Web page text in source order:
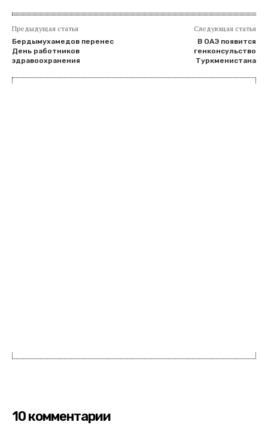
Предыдущая статья
Бердымухамедов перенес
День работников
здравоохранения
Следующая статья
В ОАЭ появится
генконсульство
Туркменистана
10 комментарии